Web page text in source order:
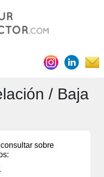
/ Baja
sobre